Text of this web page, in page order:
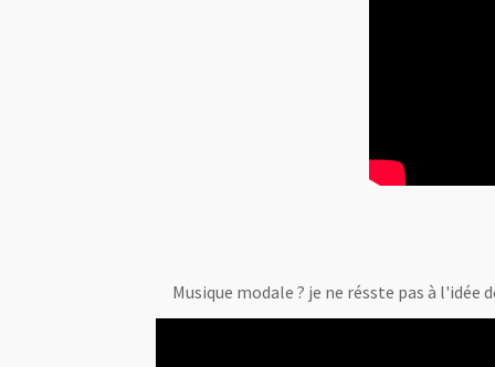
Musique modale ? je ne résste pas à